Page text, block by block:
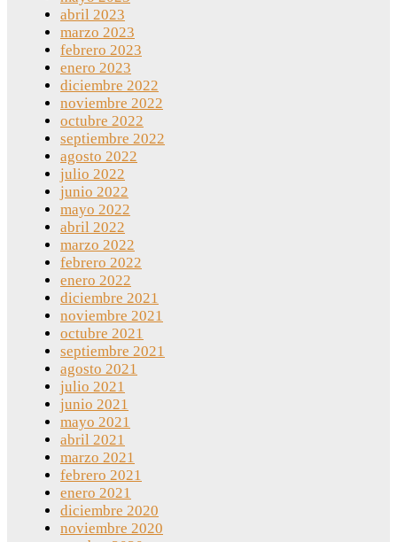
abril 2023
marzo 2023
febrero 2023
enero 2023
diciembre 2022
noviembre 2022
octubre 2022
septiembre 2022
agosto 2022
julio 2022
junio 2022
mayo 2022
abril 2022
marzo 2022
febrero 2022
enero 2022
diciembre 2021
noviembre 2021
octubre 2021
septiembre 2021
agosto 2021
julio 2021
junio 2021
mayo 2021
abril 2021
marzo 2021
febrero 2021
enero 2021
diciembre 2020
noviembre 2020